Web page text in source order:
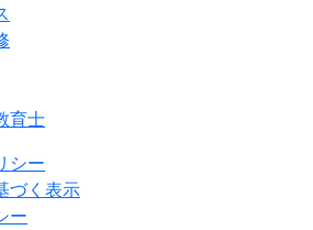
育士
シー
づく表示
ー